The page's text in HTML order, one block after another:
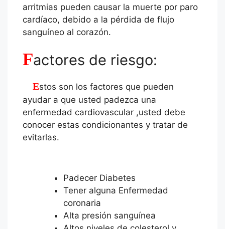
arritmias pueden causar la muerte por paro
cardíaco, debido a la pérdida de flujo
sanguíneo al corazón.
Factores de riesgo:
Estos son los factores que pueden
ayudar a que usted padezca una
enfermedad cardiovascular ,usted debe
conocer estas condicionantes y tratar de
evitarlas.
Padecer Diabetes
Tener alguna Enfermedad
coronaria
Alta presión sanguínea